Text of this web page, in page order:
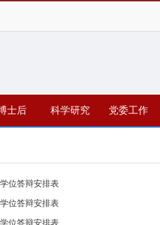
士后 科学研究 党委工作
位答辩安排表
位答辩安排表
位答辩安排表